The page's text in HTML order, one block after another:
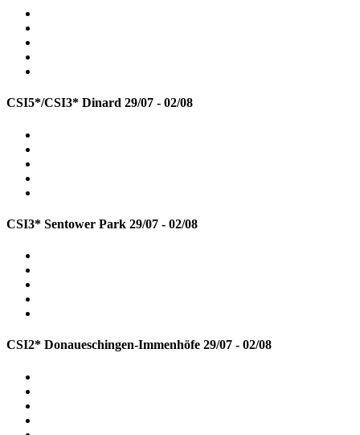
CSI5*/CSI3* Dinard 29/07 - 02/08
CSI3* Sentower Park 29/07 - 02/08
CSI2* Donaueschingen-Immenhöfe 29/07 - 02/08